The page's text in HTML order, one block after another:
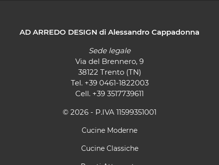
AD ARREDO DESIGN di Alessandro Cappadonna
Sede legale
Via del Brennero, 9
38122 Trento (TN)
Tel. +39 0461-1822003
Cell. +39 3517739611
© 2026 - P.IVA 11599351001
Cucine Moderne
Cucine Classiche